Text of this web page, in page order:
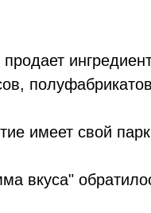
имеет свой
вкуса"